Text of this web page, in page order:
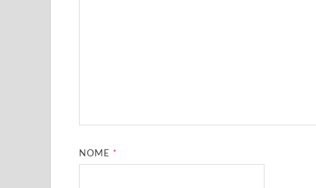
NOME*